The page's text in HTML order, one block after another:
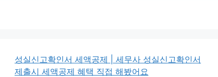
성실신고확인서 세액공제 | 세무사 성실신고확인서
제출시 세액공제 혜택 직접 해봤어요